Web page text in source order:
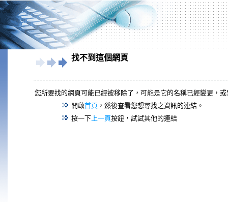
找不到這個網頁
您所要找的網頁可能已經被移除了，可能是它的名稱已經變更，
開啟首頁 ，然後查看您想尋找之資訊的連結。
按一下上一頁按鈕，試試其他的連結